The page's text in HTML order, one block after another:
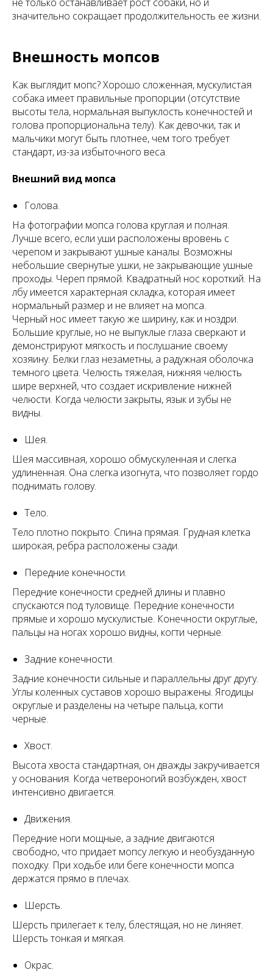
значительно сокращает продолжительность ее жизни.
Внешность мопсов
Как выглядит мопс? Хорошо сложенная, мускулистая
собака имеет правильные пропорции (отсутствие
высоты тела, нормальная выпуклость конечностей и
голова пропорциональна телу). Как девочки, так и
мальчики могут быть плотнее, чем того требует
стандарт, из-за избыточного веса.
Внешний вид мопса
Голова.
На фотографии мопса голова круглая и полная.
Лучше всего, если уши расположены вровень с
черепом и закрывают ушные каналы. Возможны
небольшие свернутые ушки, не закрывающие ушные
проходы. Череп прямой. Квадратный нос короткий. На
лбу имеется характерная складка, которая имеет
нормальный размер и не влияет на мопса.
Черный нос имеет такую же ширину, как и ноздри.
Большие круглые, но не выпуклые глаза сверкают и
демонстрируют мягкость и послушание своему
хозяину. Белки глаз незаметны, а радужная оболочка
темного цвета. Челюсть тяжелая, нижняя челюсть
шире верхней, что создает искривление нижней
челюсти. Когда челюсти закрыты, язык и зубы не
видны.
Шея.
Шея массивная, хорошо обмускуленная и слегка
удлиненная. Она слегка изогнута, что позволяет гордо
поднимать голову.
Тело.
Тело плотно покрыто. Спина прямая. Грудная клетка
широкая, ребра расположены сзади.
Передние конечности.
Передние конечности средней длины и плавно
спускаются под туловище. Передние конечности
прямые и хорошо мускулистые. Конечности округлые,
пальцы на ногах хорошо видны, когти черные.
Задние конечности.
Задние конечности сильные и параллельны друг другу.
Углы коленных суставов хорошо выражены. Ягодицы
округлые и разделены на четыре пальца, когти
черные.
Хвост.
Высота хвоста стандартная, он дважды закручивается
у основания. Когда четвероногий возбужден, хвост
интенсивно двигается.
Движения.
Передние ноги мощные, а задние двигаются
свободно, что придает мопсу легкую и необузданную
походку. При ходьбе или беге конечности мопса
держатся прямо в плечах.
Шерсть.
Шерсть прилегает к телу, блестящая, но не линяет.
Шерсть тонкая и мягкая.
Окрас.